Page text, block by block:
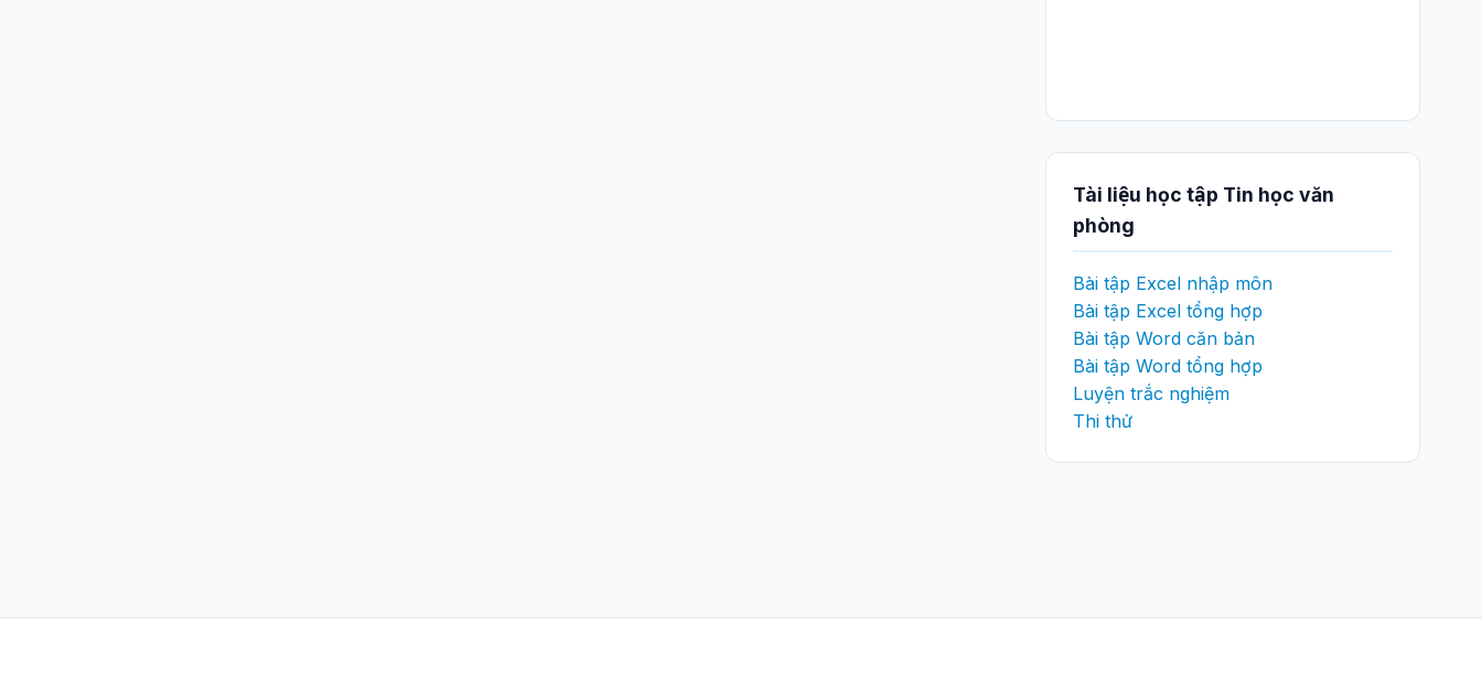
Tài liệu học tập Tin học văn
phòng
Bài tập Excel nhập môn
Bài tập Excel tổng hợp
Bài tập Word căn bản
Bài tập Word tổng hợp
Luyện trắc nghiệm
Thi thử